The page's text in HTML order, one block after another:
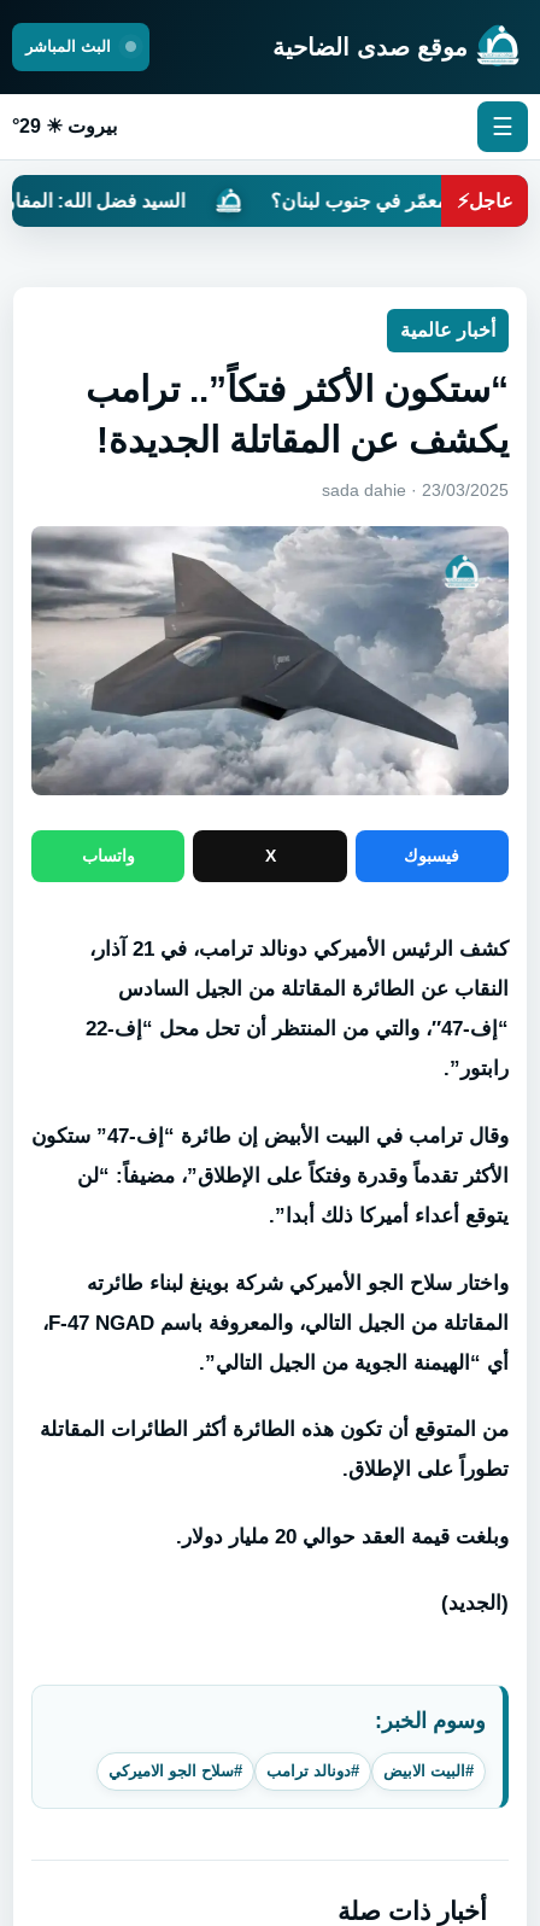
موقع صدى الضاحية البث المباشر
☰ بيروت ☀ 29°
عاجل⚡
المعمّر في جنوب لبنان؟ السيد فضل الله: المفاوضات
أخبار عالمية
“ستكون الأكثر فتكاً”.. ترامب
يكشف عن المقاتلة الجديدة!
23/03/2025 · sada dahie
فيسبوك X واتساب
كشف الرئيس الأميركي دونالد ترامب، في 21 آذار،
النقاب عن الطائرة المقاتلة من الجيل السادس
“إف-47″، والتي من المنتظر أن تحل محل “إف-22
رابتور”.
وقال ترامب في البيت الأبيض إن طائرة “إف-47” ستكون
الأكثر تقدماً وقدرة وفتكاً على الإطلاق”، مضيفاً: “لن
يتوقع أعداء أميركا ذلك أبدا”.
واختار سلاح الجو الأميركي شركة بوينغ لبناء طائرته
المقاتلة من الجيل التالي، والمعروفة باسم F-47 NGAD،
أي “الهيمنة الجوية من الجيل التالي”.
من المتوقع أن تكون هذه الطائرة أكثر الطائرات المقاتلة
تطوراً على الإطلاق.
وبلغت قيمة العقد حوالي 20 مليار دولار.
(الجديد)
وسوم الخبر:
#البيت الابيض #دونالد ترامب #سلاح الجو الاميركي
أخبار ذات صلة